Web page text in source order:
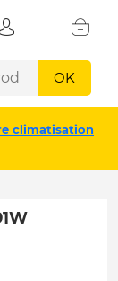
OK
climatisation